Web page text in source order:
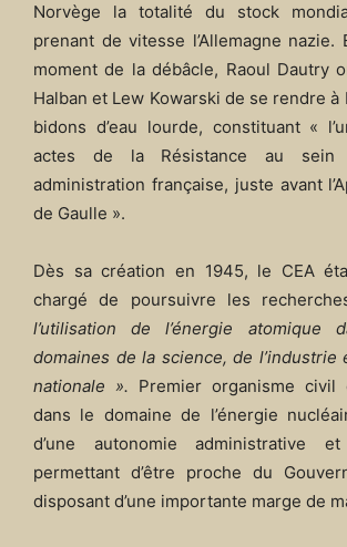
Norvège la totalité du stock
prenant de vitesse l’Allemagne nazie.
moment de la débâcle, Raoul Dautry
Halban et Lew Kowarski de se rendre à
bidons d’eau lourde, constituant «
actes de la Résistance au
administration française, juste avant
de Gaulle ».​
Dès sa création en 1945, le CEA
chargé de poursuivre les
l’utilisation de l’énergie atomique
domaines de la science, de l’industrie
nationale ». Premier organisme civil
dans le domaine de l’énergie
d’une autonomie administrative
permettant d’être proche du
disposant d’une importante marge de